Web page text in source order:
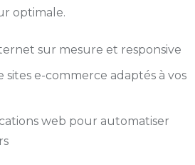
optimale.
sur mesure et responsive
e-commerce adaptés à vos
web pour automatiser